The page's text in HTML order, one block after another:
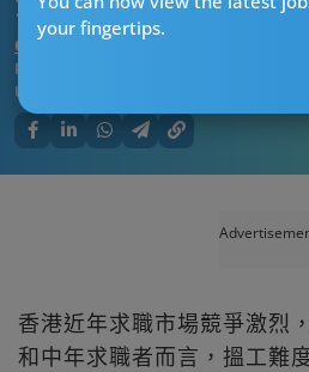
your fingertips.
CT求職戰略師
Published:
Updated:
香港近年求職市場競爭激烈
和中年求職者而言，搵工難